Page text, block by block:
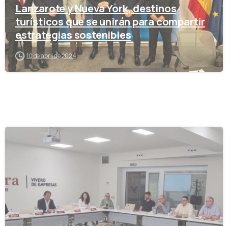
Lanzarote y Nueva York, destinos
turísticos que se unirán para compartir
estrategias sostenibles
10 de abril de 2024
-